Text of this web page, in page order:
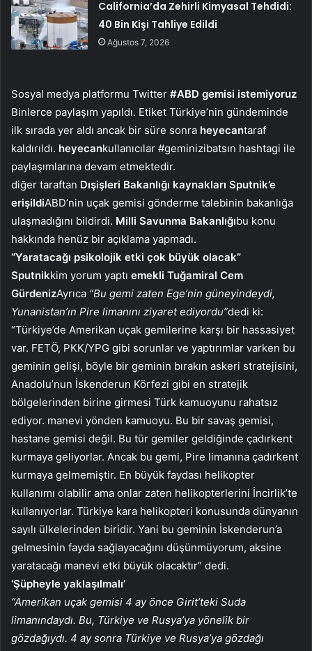
California’da Zehirli Kimyasal Tehdidi:
40 Bin Kişi Tahliye Edildi
Ağustos 7, 2026
Sosyal medya platformu Twitter #ABD gemisi istemiyoruz
Binlerce paylaşım yapıldı. Etiket Türkiye’nin gündeminde
ilk sırada yer aldı ancak bir süre sonra heyecantaraf
kaldırıldı. heyecankullanıcılar #geminizibatsın hashtagi ile
paylaşımlarına devam etmektedir.
diğer taraftan Dışişleri Bakanlığı kaynakları Sputnik’e
erişildiABD’nin uçak gemisi gönderme talebinin bakanlığa
ulaşmadığını bildirdi. Milli Savunma Bakanlığıbu konu
hakkında henüz bir açıklama yapmadı.
“Yaratacağı psikolojik etki çok büyük olacak”
Sputnikkim yorum yaptı emekli Tuğamiral Cem
GürdenizAyrıca “Bu gemi zaten Ege’nin güneyindeydi,
Yunanistan’ın Pire limanını ziyaret ediyordu”dedi ki:
“Türkiye’de Amerikan uçak gemilerine karşı bir hassasiyet
var. FETÖ, PKK/YPG gibi sorunlar ve yaptırımlar varken bu
geminin gelişi, böyle bir geminin bırakın askeri stratejisini,
Anadolu’nun İskenderun Körfezi gibi en stratejik
bölgelerinden birine girmesi Türk kamuoyunu rahatsız
ediyor. manevi yönden kamuoyu. Bu bir savaş gemisi,
hastane gemisi değil. Bu tür gemiler geldiğinde çadırkent
kurmaya geliyorlar. Ancak bu gemi, Pire limanına çadırkent
kurmaya gelmemiştir. En büyük faydası helikopter
kullanımı olabilir ama onlar zaten helikopterlerini İncirlik’te
kullanıyorlar. Türkiye kara helikopteri konusunda dünyanın
sayılı ülkelerinden biridir. Yani bu geminin İskenderun’a
gelmesinin fayda sağlayacağını düşünmüyorum, aksine
yaratacağı manevi etki büyük olacaktır” dedi.
‘Şüpheyle yaklaşılmalı’
“Amerikan uçak gemisi 4 ay önce Girit’teki Suda
limanındaydı. Bu, Türkiye ve Rusya’ya yönelik bir
gözdağıydı. 4 ay sonra Türkiye ve Rusya’ya gözdağı